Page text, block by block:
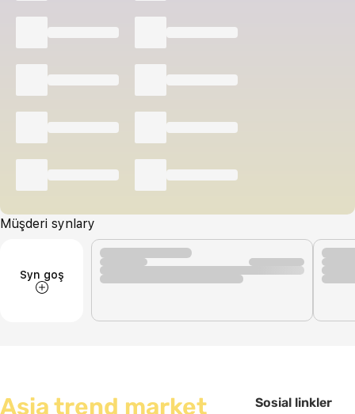
Müşderi synlary
Syn goş
Asia trend market Sosial linkler